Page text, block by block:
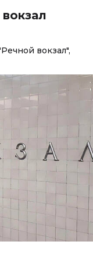
вокзал",